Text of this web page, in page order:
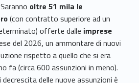
oltre 51 mila le
(con contratto superiore ad un
offerte dalle imprese
del 2026, un ammontare di nuovi
rispetto a quello che si era
fa (circa 600 assunzioni in meno).
delle nuove assunzioni è